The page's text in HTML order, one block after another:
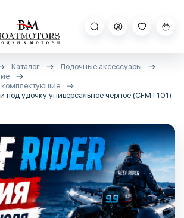
Каталог
Лодочные аксессуары
под удочку универсальное черное (CFMT101)